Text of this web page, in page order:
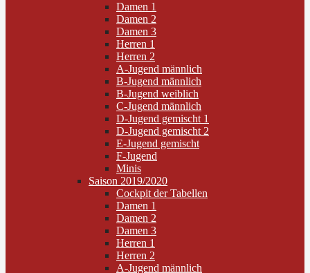
Damen 1
Damen 2
Damen 3
Herren 1
Herren 2
A-Jugend männlich
B-Jugend männlich
B-Jugend weiblich
C-Jugend männlich
D-Jugend gemischt 1
D-Jugend gemischt 2
E-Jugend gemischt
F-Jugend
Minis
Saison 2019/2020
Cockpit der Tabellen
Damen 1
Damen 2
Damen 3
Herren 1
Herren 2
A-Jugend männlich